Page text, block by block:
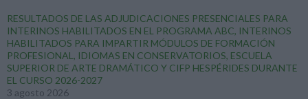
RESULTADOS DE LAS ADJUDICACIONES PRESENCIALES PARA
INTERINOS HABILITADOS EN EL PROGRAMA ABC, INTERINOS
HABILITADOS PARA IMPARTIR MÓDULOS DE FORMACIÓN
PROFESIONAL, IDIOMAS EN CONSERVATORIOS, ESCUELA
SUPERIOR DE ARTE DRAMÁTICO Y CIFP HESPÉRIDES DURANTE
EL CURSO 2026-2027
3 agosto 2026